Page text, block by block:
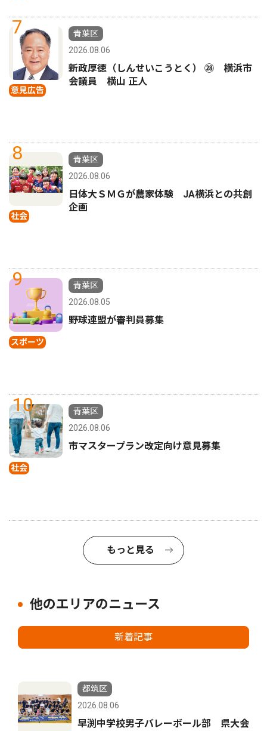
7
意見広告
青葉区
2026.08.06
新政厚徳（しんせいこうとく） ㉘ 横浜市
会議員 横山 正人
8
社会
青葉区
2026.08.06
日体大ＳＭＧが農家体験 JA横浜との共創
企画
9
スポーツ
青葉区
2026.08.05
野球連盟が審判員募集
10
社会
青葉区
2026.08.06
市マスタープラン改定向け意見募集
もっと見る
他のエリアのニュース
新着記事
都筑区
2026.08.06
早渕中学校男子バレーボール部 県大会